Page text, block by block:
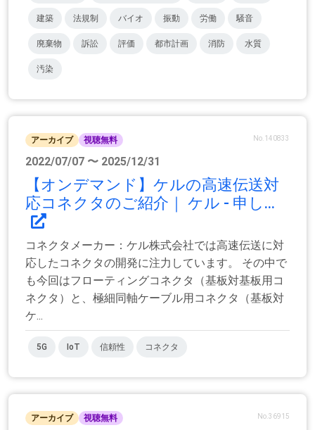
建築 法規制 バイオ 振動 労働 騒音
廃棄物 訴訟 評価 都市計画 消防 水質
汚染
アーカイブ 視聴無料 No.140833
2022/07/07 〜 2025/12/31
【オンデマンド】ケルの高速伝送対
応コネクタのご紹介｜ ケル - 申し...
コネクタメーカー：ケル株式会社では高速伝送に対
応したコネクタの開発に注力しています。 その中で
も今回はフローティングコネクタ（基板対基板用コ
ネクタ）と、極細同軸ケーブル用コネクタ（基板対
ケ...
5G IoT 信頼性 コネクタ
アーカイブ 視聴無料 No.36915